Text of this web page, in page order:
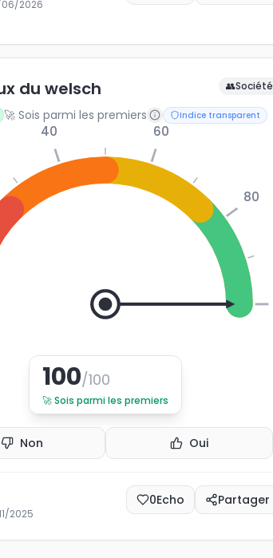
2026
du welsch 👥Société
🚀 Sois parmi les premiers Indice transparent
40 60
80
100/100
🚀Sois parmi les premiers
Non Oui
2025
0Echo Partager